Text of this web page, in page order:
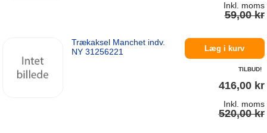
Inkl. moms
59,00 kr
På lager
Trækaksel Manchet indv.
NY 31256221
Læg i kurv
TILBUD!
416,00 kr
Inkl. moms
520,00 kr